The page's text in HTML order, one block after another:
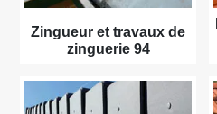
Zingueur et travaux de
zinguerie 94